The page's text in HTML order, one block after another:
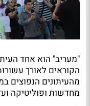
"מעריב" הוא אחד
הקוראים לאורך
מהעיתונים הנפוצים
מחדשות ופוליטיקה